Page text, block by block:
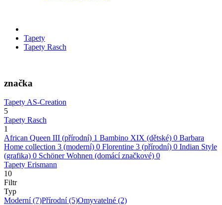
Tapety
Tapety Rasch
značka
Tapety AS-Creation
5
Tapety Rasch
1
African Queen III (přírodní) 1 Bambino XIX (dětské) 0 Barbara
Home collection 3 (moderní) 0 Florentine 3 (přírodní) 0 Indian Style
(grafika) 0 Schöner Wohnen (domácí značkové) 0
Tapety Erismann
10
Filtr
Typ
Moderní(7)Přírodní(5)Omyvatelné (2)